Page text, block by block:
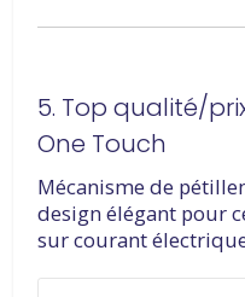
5. Top qualité/
One Touch
Mécanisme de
design élégant pour
sur courant